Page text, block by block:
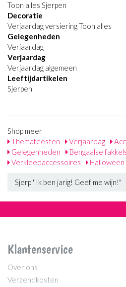
Toon alles Sjerpen
Decoratie
Verjaardag versiering Toon alles
Gelegenheden
Verjaardag
Verjaardag
Verjaardag algemeen
Leeftijdartikelen
Sjerpen
Shop meer
Themafeesten
Verjaardag
Gelegenheden
Bengaalse
Verkleedaccessoires
Halloween
Sjerp ''Ik ben jarig! Geef me wijn!"
Klantenservice
Over ons
Verzendkosten